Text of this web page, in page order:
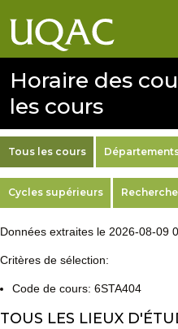
Horaire des
les cours
Tous les cours
Cycles supérieurs
Données extraites le 2026-08-09
Critères de sélection:
Code de cours: 6STA404
TOUS LES LIEUX